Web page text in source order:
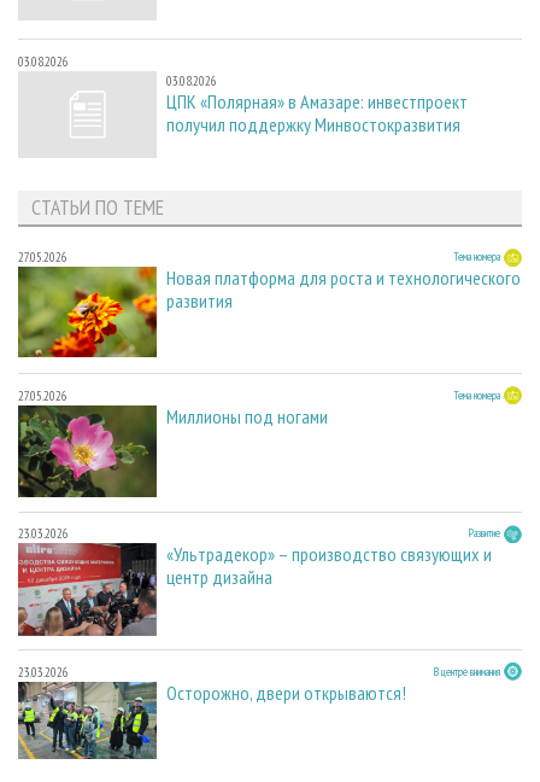
03.08.2026
03.08.2026
ЦПК «Полярная» в Амазаре: инвестпроект
получил поддержку Минвостокразвития
СТАТЬИ ПО ТЕМЕ
27.05.2026 Тема номера
Новая платформа для роста и технологического
развития
27.05.2026 Тема номера
Миллионы под ногами
23.03.2026 Развитие
«Ультрадекор» – производство связующих и
центр дизайна
23.03.2026 В центре внимания
Осторожно, двери открываются!